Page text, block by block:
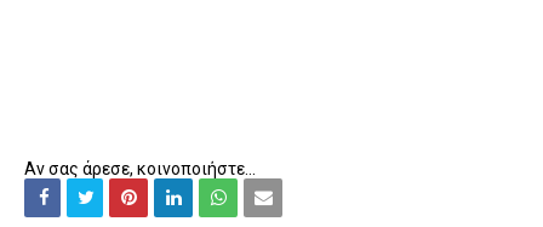
Αν σας άρεσε, κοινοποιήστε...